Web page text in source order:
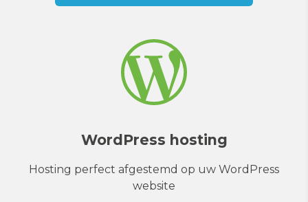
WordPress hosting
Hosting perfect afgestemd op uw WordPress
website